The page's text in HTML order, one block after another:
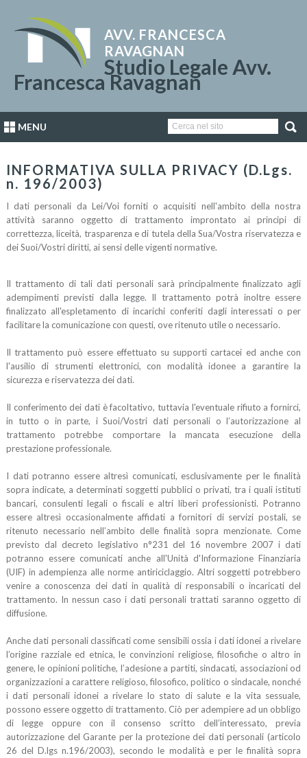
AVV. FRANCESCA
RAVAGNAN
Studio Legale Avv.
Francesca Ravagnan
MENU
INFORMATIVA SULLA PRIVACY (D.Lgs.
n. 196/2003)
I dati personali da Lei/Voi forniti o acquisiti nell'ambito della nostra
attività saranno oggetto di trattamento improntato ai principi di
correttezza, liceità, trasparenza e di tutela della Sua/Vostra riservatezza e
dei Suoi/Vostri diritti, ai sensi delle vigenti normative.
Il trattamento di tali dati personali sarà principalmente finalizzato agli
adempimenti previsti dalla legge. Il trattamento potrà inoltre essere
finalizzato all'espletamento di incarichi conferiti dagli interessati o per
facilitare la comunicazione con questi, ove ritenuto utile o necessario.
Il trattamento può essere effettuato su supporti cartacei ed anche con
l'ausilio di strumenti elettronici, con modalità idonee a garantire la
sicurezza e riservatezza dei dati.
Il conferimento dei dati è facoltativo, tuttavia l'eventuale rifiuto a fornirci,
in tutto o in parte, i Suoi/Vostri dati personali o l’autorizzazione al
trattamento potrebbe comportare la mancata esecuzione della
prestazione professionale.
I dati potranno essere altresì comunicati, esclusivamente per le finalità
sopra indicate, a determinati soggetti pubblici o privati, tra i quali istituti
bancari, consulenti legali o fiscali e altri liberi professionisti. Potranno
essere altresì occasionalmente affidati a fornitori di servizi postali, se
ritenuto necessario nell’ambito delle finalità sopra menzionate. Come
previsto dal decreto legislativo n°231 del 16 novembre 2007 i dati
potranno essere comunicati anche all'Unità d'Informazione Finanziaria
(UIF) in adempienza alle norme antiriciclaggio. Altri soggetti potrebbero
venire a conoscenza dei dati in qualità di responsabili o incaricati del
trattamento. In nessun caso i dati personali trattati saranno oggetto di
diffusione.
Anche dati personali classificati come sensibili ossia i dati idonei a rivelare
l’origine razziale ed etnica, le convinzioni religiose, filosofiche o altro in
genere, le opinioni politiche, l’adesione a partiti, sindacati, associazioni od
organizzazioni a carattere religioso, filosofico, politico o sindacale, nonché
i dati personali idonei a rivelare lo stato di salute e la vita sessuale,
possono essere oggetto di trattamento. Ciò per adempiere ad un obbligo
di legge oppure con il consenso scritto dell’interessato, previa
autorizzazione del Garante per la protezione dei dati personali (articolo
26 del D.lgs n.196/2003), secondo le modalità e per le finalità sopra